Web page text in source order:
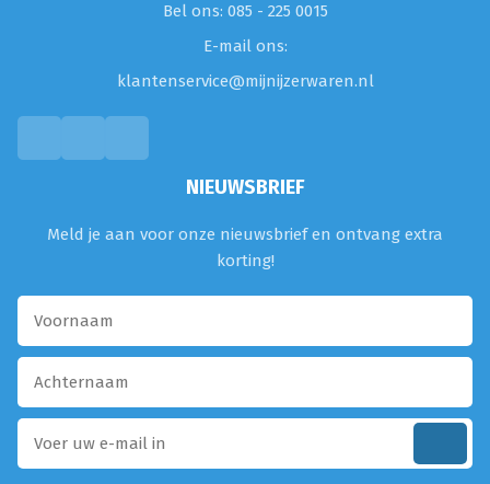
Bel ons: 085 - 225 0015
E-mail ons:
klantenservice@mijnijzerwaren.nl
NIEUWSBRIEF
Meld je aan voor onze nieuwsbrief en ontvang extra
korting!